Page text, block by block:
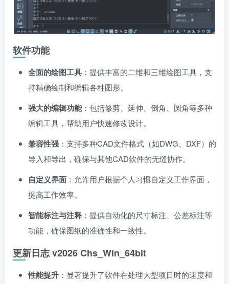
软件功能
全面的绘图工具 ：提供丰富的二维和三维绘图工具，支
持精确绘制和编辑各种图形。
强大的编辑功能：包括修剪、延伸、倒角、圆角等多种
编辑工具，帮助用户快速修改设计。
兼容性强 ：支持多种CAD文件格式（如DWG、DXF）的
导入和导出，确保与其他CAD软件的无缝协作。
自定义界面 ：允许用户根据个人习惯自定义工作界面，
提高工作效率。
智能标注与注释 ：提供自动化的尺寸标注、公差标注等
功能，确保图纸的准确性和一致性。
更新日志 v2026 Chs_Win_64bit
性能提升 ：显著提升了软件在处理大型项目时的速度和